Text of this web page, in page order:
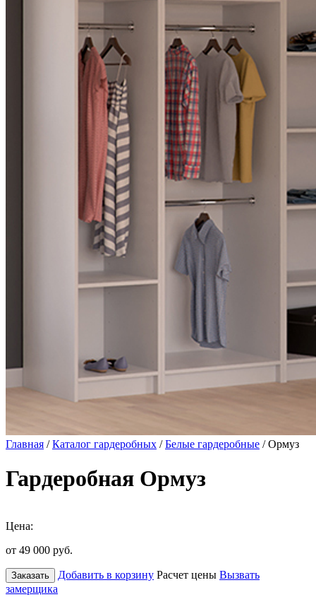
Главная /Каталог гардеробных /Белые гардеробные / Ормуз
Гардеробная Ормуз
Цена:
от 49 000 руб.
Заказать Добавить в корзину Расчет цены Вызвать
замерщика